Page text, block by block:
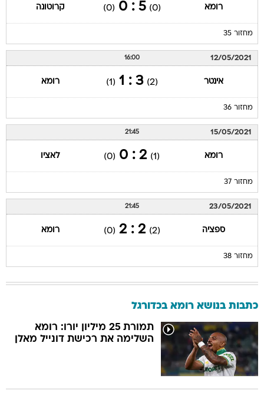
רומא (0)
5 : 0
(0) קרוטונה
מחזור 35
12/05/2021
16:00
אינטר (2)
3 : 1
(1) רומא
מחזור 36
15/05/2021
21:45
רומא (1)
2 : 0
(0) לאציו
מחזור 37
23/05/2021
21:45
ספציה (2)
2 : 2
(0) רומא
מחזור 38
כתבות בנושא רומא בכדורגל
תמורת 25 מיליון יורו: רומא
השלימה את רכישת דונייל מאלן